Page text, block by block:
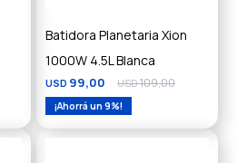
Batidora Planetaria Xion
1000W 4.5L Blanca
USD 99,00 USD109,00
9